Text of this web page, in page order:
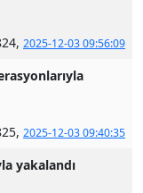
2025-12-03 09:56:09
2025-12-03 09:40:35
yakalandı